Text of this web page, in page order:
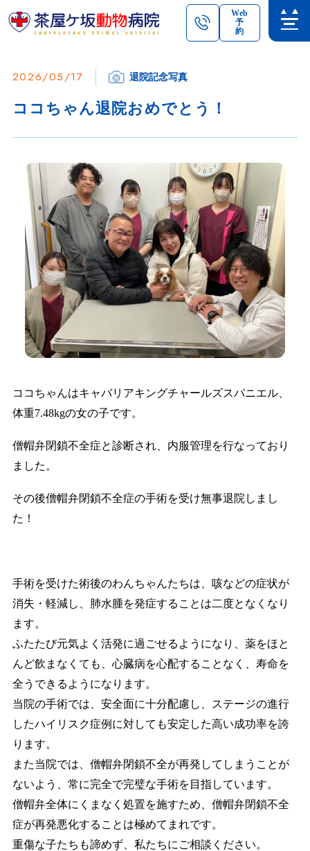
Web
予
約
2026/05/17 退院記念写真
ココちゃん退院おめでとう！
ココちゃんはキャバリアキングチャールズスパニエル、
体重7.48kgの女の子です。
僧帽弁閉鎖不全症と診断され、内服管理を行なっており
ました。
その後僧帽弁閉鎖不全症の手術を受け無事退院しまし
た！
手術を受けた術後のわんちゃんたちは、咳などの症状が
消失・軽減し、肺水腫を発症することは二度となくなり
ます。
ふたたび元気よく活発に過ごせるようになり、薬をほと
んど飲まなくても、心臓病を心配することなく、寿命を
全うできるようになります。
当院の手術では、安全面に十分配慮し、ステージの進行
したハイリスク症例に対しても安定した高い成功率を誇
ります。
また当院では、僧帽弁閉鎖不全が再発してしまうことが
ないよう、常に完全で完璧な手術を目指しています。
僧帽弁全体にくまなく処置を施すため、僧帽弁閉鎖不全
症が再発悪化することは極めてまれです。
重傷な子たちも諦めず、私たちにご相談ください。